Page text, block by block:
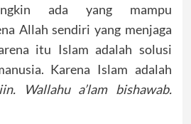
ada yang mampu
Allah sendiri yang menjaga
itu Islam adalah solusi
Karena Islam adalah
Wallahu a’lam bishawab.